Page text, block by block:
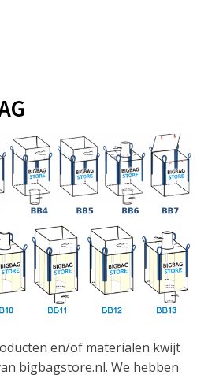
en/of materialen kwijt
bigbagstore.nl. We hebben